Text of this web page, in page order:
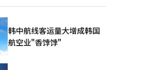
版
韩中航线客运量大增成韩国
航空业"香饽饽"